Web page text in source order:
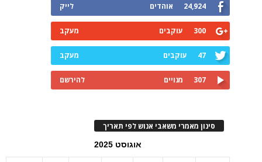
24,924 אוהדים לייק
300 עוקבים מעקב
47 עוקבים מעקב
307 מנויים להירשם
סינון מאמרי משאבי אנוש לפי תאריך
אוגוסט 2025